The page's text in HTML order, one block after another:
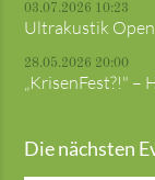
03.07.2026 10:23
Ultrakustik
28.05.2026 20:00
„KrisenFest?!" –
Die nächsten